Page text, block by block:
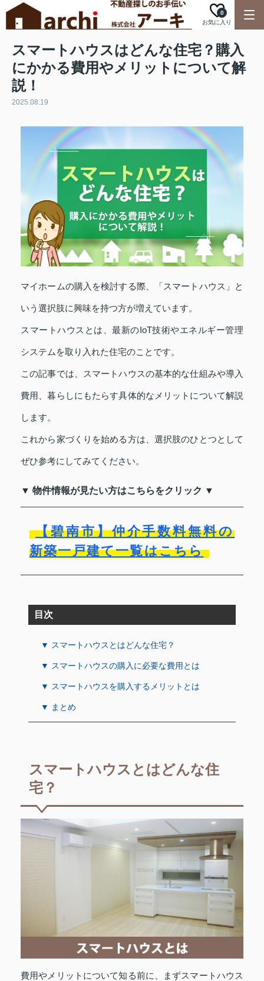
お気に入り
0
スマートハウスはどんな住宅？購入
にかかる費用やメリットについて解
説！
2025.08.19
マイホームの購入を検討する際、「スマートハウス」と
いう選択肢に興味を持つ方が増えています。
スマートハウスとは、最新のIoT技術やエネルギー管理
システムを取り入れた住宅のことです。
この記事では、スマートハウスの基本的な仕組みや導入
費用、暮らしにもたらす具体的なメリットについて解説
します。
これから家づくりを始める方は、選択肢のひとつとして
ぜひ参考にしてみてください。
▼ 物件情報が見たい方はこちらをクリック ▼
【碧南市】仲介手数料無料の
新築一戸建て一覧はこちら
目次
▼ スマートハウスとはどんな住宅？
▼ スマートハウスの購入に必要な費用とは
▼ スマートハウスを購入するメリットとは
▼ まとめ
スマートハウスとはどんな住
宅？
費用やメリットについて知る前に、まずスマートハウス